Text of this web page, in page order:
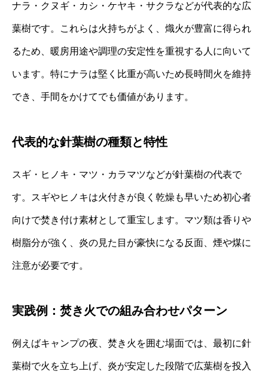
ナラ・クヌギ・カシ・ケヤキ・サクラなどが代表的な広
葉樹です。これらは火持ちがよく、熾火が豊富に得られ
るため、暖房用途や調理の安定性を重視する人に向いて
います。特にナラは堅く比重が高いため長時間火を維持
でき、手間をかけてでも価値があります。
代表的な針葉樹の種類と特性
スギ・ヒノキ・マツ・カラマツなどが針葉樹の代表で
す。スギやヒノキは火付きが良く乾燥も早いため初心者
向けで焚き付け素材として重宝します。マツ類は香りや
樹脂分が強く、炎の見た目が豪快になる反面、煙や煤に
注意が必要です。
実践例：焚き火での組み合わせパターン
例えばキャンプの夜、焚き火を囲む場面では、最初に針
葉樹で火を立ち上げ、炎が安定した段階で広葉樹を投入